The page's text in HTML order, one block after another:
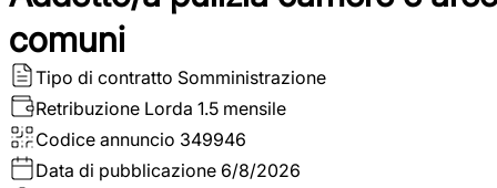
comuni
Tipo di contratto Somministrazione
Retribuzione Lorda 1.5 mensile
Codice annuncio 349946
Data di pubblicazione 6/8/2026